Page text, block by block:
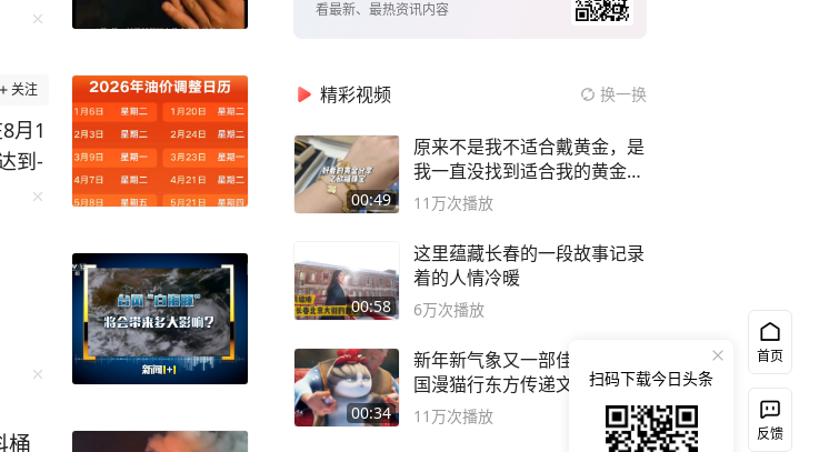
关注
月1
柴
，
以
桶
看最新、最热资讯内容
精彩视频 换一换
00:49
原来不是我不适合戴黄金，是
我一直没找到适合我的黄金
😭
11万次播放
00:58
这里蕴藏长春的一段故事记录
着的人情冷暖
6万次播放
00:34
新年新气象又一部佳作诞生 #
国漫猫行东方传递文化自信
11万次播放
首页
反馈
扫码下载今日头条